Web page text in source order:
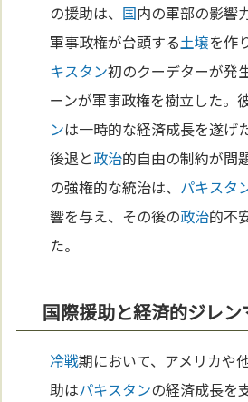
の援助は、 国内の軍部の影響
軍事政権が台頭する土壌を作
キスタン初のクーデターが発
ーンが軍事政権を樹立した。
ンは一時的な経済成長を遂げ
後退と政治的自由の制約が問
の強権的な統治は、 パキスタ
響を与え、その後の政治的不
た。
国際援助と経済的ジレン
冷戦期において、アメリカや
助はパキスタンの経済成長を